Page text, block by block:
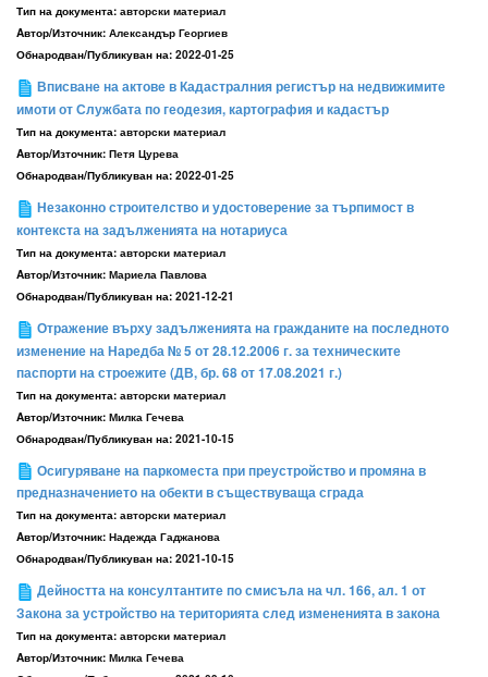
Тип на документа: авторски материал
Aвтор/Източник: Александър Георгиев
Обнародван/Публикуван на: 2022-01-25
Вписване на актове в Кадастралния регистър на недвижимите
имоти от Службата по геодезия, картография и кадастър
Тип на документа: авторски материал
Aвтор/Източник: Петя Цурева
Обнародван/Публикуван на: 2022-01-25
Незаконно строителство и удостоверение за търпимост в
контекста на задълженията на нотариуса
Тип на документа: авторски материал
Aвтор/Източник: Мариела Павлова
Обнародван/Публикуван на: 2021-12-21
Отражение върху задълженията на гражданите на последното
изменение на Наредба № 5 от 28.12.2006 г. за техническите
паспорти на строежите (ДВ, бр. 68 от 17.08.2021 г.)
Тип на документа: авторски материал
Aвтор/Източник: Милка Гечева
Обнародван/Публикуван на: 2021-10-15
Осигуряване на паркоместа при преустройство и промяна в
предназначението на обекти в съществуваща сграда
Тип на документа: авторски материал
Aвтор/Източник: Надежда Гаджанова
Обнародван/Публикуван на: 2021-10-15
Дейността на консултантите по смисъла на чл. 166, ал. 1 от
Закона за устройство на територията след измененията в закона
Тип на документа: авторски материал
Aвтор/Източник: Милка Гечева